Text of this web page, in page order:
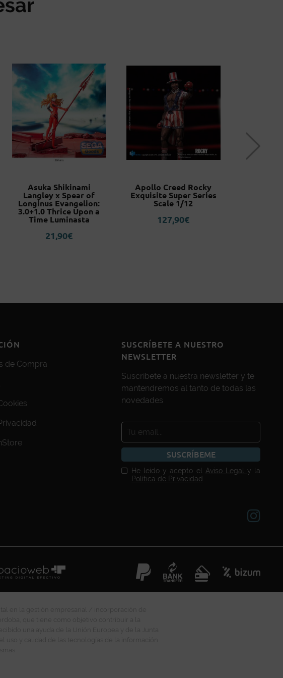
Asuka Shikinami
Langley x Spear of
Longinus Evangelion:
3.0+1.0 Thrice Upon a
Time Luminasta
21,90€
Apollo Creed Rocky
Exquisite Super Series
Scale 1/12
127,90€
de Compra
SUSCRÍBETE A NUESTRO
NEWSLETTER
Suscríbete a nuestra newsletter y te
mantendremos al tanto de todas las
novedades
SUSCRÍBEME
He leído y acepto el Aviso Legal y la
Política de Privacidad